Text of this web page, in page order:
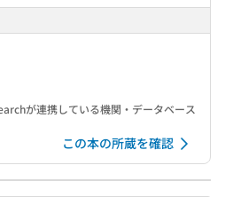
が連携している機関・データベース
この本の所蔵を確認